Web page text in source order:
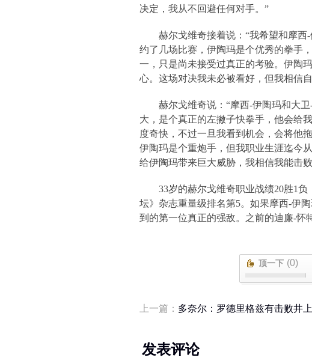
决定，我从不回避任何对手。”
赫尔戈维奇接着说：“我希望和摩西-
约了几场比赛，伊陶玛是个优秀的拳手
一，只是尚未接受过真正的考验。伊陶
心。这场对决我未必被看好，但我相信
赫尔戈维奇说：“摩西-伊陶玛和大卫
大，是个真正的左撇子快拳手，他会给
度奇快，不过一旦我看到机会，会将他
伊陶玛是个重炮手，但我职业生涯迄今
给伊陶玛带来巨大威胁，我相信我能击
33岁的赫尔戈维奇职业战绩20胜1负
坛》杂志重量级排名第5。如果摩西-伊
到的第一位真正的强敌。之前的迪廉-怀
顶一下 (0)
上一篇： 多奈尔：罗德里格兹有击败井
发表评论